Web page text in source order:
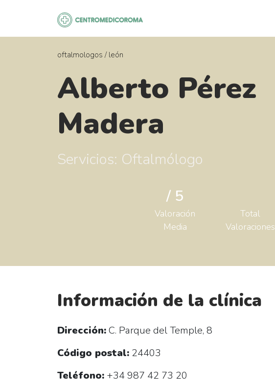
oftalmologos / león
Alberto Pérez
Madera
Servicios: Oftalmólogo
/ 5
Valoración
Media
Total
Valoraciones
Información de la clínica
Dirección:C. Parque del Temple, 8
Código postal: 24403
Teléfono: +34 987 42 73 20